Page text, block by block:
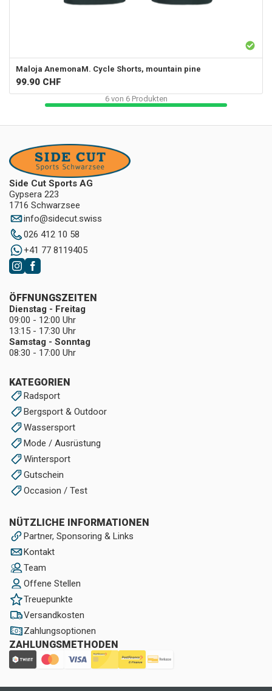
Maloja AnemonaM. Cycle Shorts, mountain pine
99.90 CHF
6von 6Produkten
Side Cut Sports AG
Gypsera 223
1716 Schwarzsee
info@sidecut.swiss
026 412 10 58
+41 77 8119405
KATEGORIEN
Radsport
Bergsport & Outdoor
Wassersport
Mode / Ausrüstung
Wintersport
Gutschein
Occasion / Test
NÜTZLICHE INFORMATIONEN
Partner, Sponsoring & Links
Kontakt
Team
Offene Stellen
Treuepunkte
Versandkosten
Zahlungsoptionen
ZAHLUNGSMETHODEN
ÖFFNUNGSZEITEN
Dienstag - Freitag
09:00 - 12:00 Uhr
13:15 - 17:30 Uhr
Samstag - Sonntag
08:30 - 17:00 Uhr